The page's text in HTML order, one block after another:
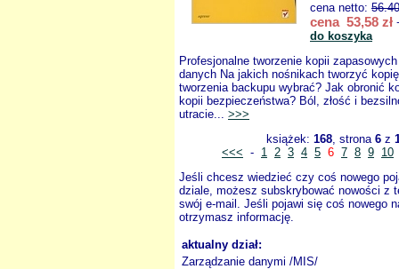
cena netto: 56.40
cena 53,58 zł
do koszyka
Profesjonalne tworzenie kopii
danych Na jakich nośnikach tworzyć
tworzenia backupu wybrać? Jak obronić
kopii bezpieczeństwa? Ból, złość i
utracie... >>>
książek: 168, strona 6 z
<<< - 1 2 3 4 5 6 7 8 9 10
Jeśli chcesz wiedzieć czy coś nowego
dziale, możesz subskrybować nowości z
swój e-mail. Jeśli pojawi się coś nowego
otrzymasz informację.
aktualny dział:
Zarządzanie danymi /MIS/